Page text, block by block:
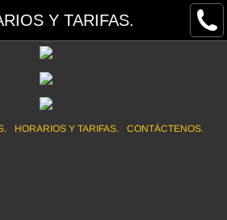
Y TARIFAS.
HORARIOS Y TARIFAS.
CONTÀCTENOS.